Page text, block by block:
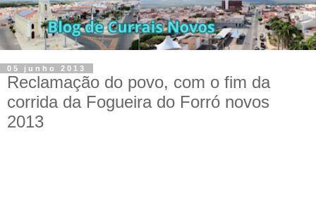
05 junho 2013
Reclamação do povo, com o fim da
corrida da Fogueira do Forró novos
2013